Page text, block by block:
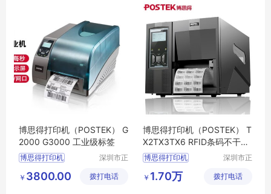
博思得打印机（POSTEK） G
2000 G3000 工业级标签
博思得打印机
G3000打印机
深圳市正
有限公司
￥ 3800.00 拨打电话
博思得打印机（POSTEK） T
X2TX3TX6 RFID条码不干胶
标签机工业级
博思得打印机
标签打印机
深圳市正
有限公司
￥ 1.70万 拨打电话